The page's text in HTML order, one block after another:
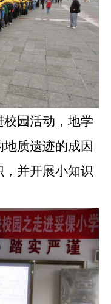
园活动，地学
质遗迹的成因
并开展小知识